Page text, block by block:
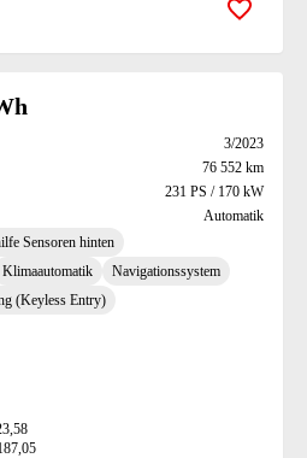
Zur
3/2023
76 552 km
231 PS / 170 kW
Automatik
Sensoren hinten
Klimaautomatik
Navigationssystem
(Keyless Entry)